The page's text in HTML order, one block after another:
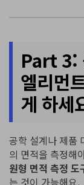
Part 3:
엘리먼
게 하세
공학 설계나 제품
의 면적을 측정해
원형 면적 측정 도